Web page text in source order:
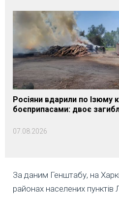
Росіяни вдарили по Ізюму
боєприпасами: двоє
07.08.2026
За даним Генштабу, на
районах населених пунктів